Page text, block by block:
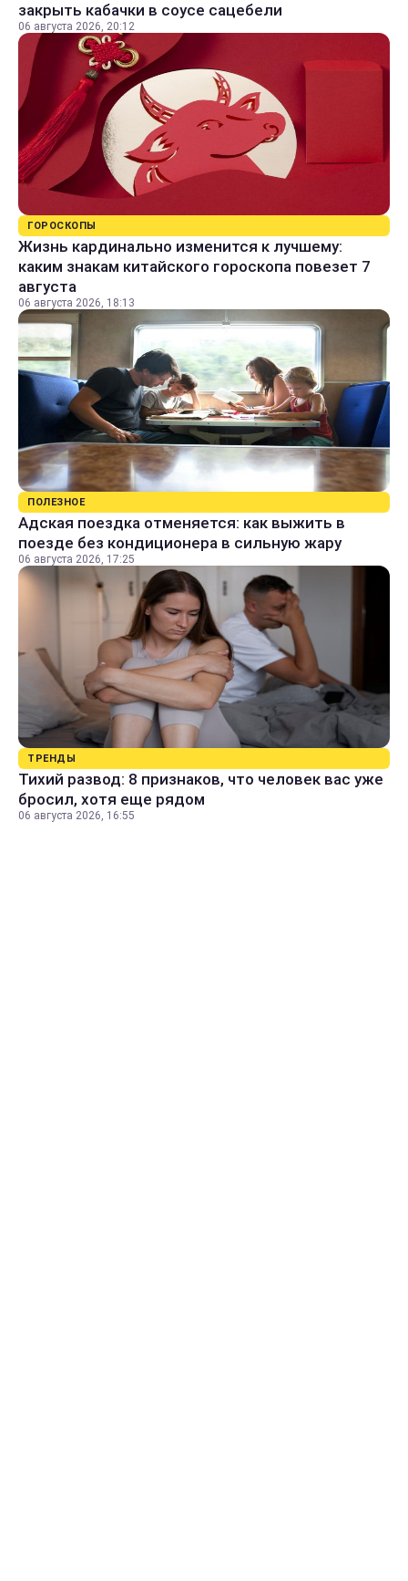
закрыть кабачки в соусе сацебели
06 августа 2026, 20:12
ГОРОСКОПЫ
Жизнь кардинально изменится к лучшему:
каким знакам китайского гороскопа повезет 7
августа
06 августа 2026, 18:13
ПОЛЕЗНОЕ
Адская поездка отменяется: как выжить в
поезде без кондиционера в сильную жару
06 августа 2026, 17:25
ТРЕНДЫ
Тихий развод: 8 признаков, что человек вас уже
бросил, хотя еще рядом
06 августа 2026, 16:55